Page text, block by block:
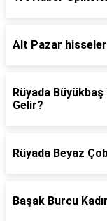
Alt Pazar
Rüyada
Gelir?
Rüyada Beyaz
Başak Burcu